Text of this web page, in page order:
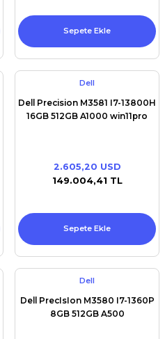
Sepete Ekle
Dell
Dell Precision M3581 I7-13800H
16GB 512GB A1000 win11pro
2.605,20 USD
149.004,41 TL
Sepete Ekle
Dell
Dell PrecIsIon M3580 I7-1360P
8GB 512GB A500